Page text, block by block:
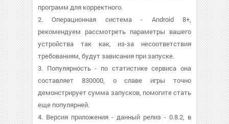
программ для корректного.
2. Операционная система - Android 8+,
рекомендуем рассмотреть параметры вашего
устройства так как, из-за несоответствия
требованиям, будут зависания при запуске.
3. Популярность - по статистике сервиса она
составляет 830000, о cлаве игры точно
демонстрирует сумма запусков, помогите стать
еще популярней.
4. Версия приложения - данный релиз - 0.8.2, в